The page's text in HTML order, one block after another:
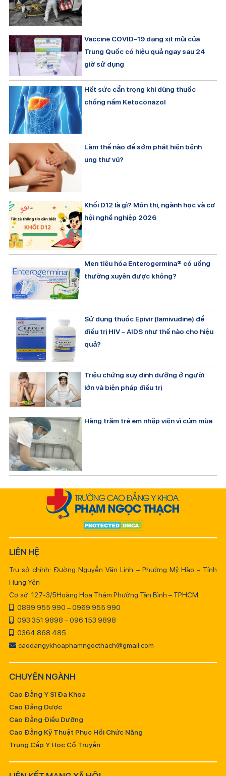
Vaccine COVID-19 dạng xịt mũi của
Trung Quốc có hiệu quả ngay sau 24
giờ sử dụng
Hết sức cẩn trọng khi dùng thuốc
chống nấm Ketoconazol
Làm thế nào để sớm phát hiện bệnh
ung thư vú?
Khối D12 là gì? Môn thi, ngành học và cơ
hội nghề nghiệp 2026
Men tiêu hóa Enterogermina® có uống
thường xuyên được không?
Sử dụng thuốc Epivir (lamivudine) để
điều trị HIV – AIDS như thế nào cho hiệu
quả?
Triệu chứng suy dinh dưỡng ở người
lớn và biện pháp điều trị
Hàng trăm trẻ em nhập viện vì cúm mùa
LIÊN HỆ
Trụ sở chính: Đường Nguyễn Văn Linh – Phường Mỹ Hào – Tỉnh
Hưng Yên
Cơ sở: 127-3/5Hoàng Hoa Thám Phường Tân Bình – TPHCM
0899 955 990 – 0969 955 990
093 351 9898 – 096 153 9898
0364 868 485
caodangykhoaphamngocthach@gmail.com
CHUYÊN NGÀNH
Cao Đẳng Y Sĩ Đa Khoa
Cao Đẳng Dược
Cao Đẳng Điều Dưỡng
Cao Đẳng Kỹ Thuật Phục Hồi Chức Năng
Trung Cấp Y Học Cổ Truyền